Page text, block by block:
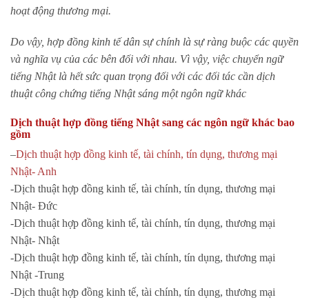
hoạt động thương mại.
Do vậy, hợp đồng kinh tế dân sự chính là sự ràng buộc các quyền
và nghĩa vụ của các bên đối với nhau. Vì vậy, việc chuyển ngữ
tiếng Nhật là hết sức quan trọng đối với các đối tác cần dịch
thuật công chứng tiếng Nhật sáng một ngôn ngữ khác
Dịch thuật hợp đồng tiếng Nhật sang các ngôn ngữ khác bao
gồm
–Dịch thuật hợp đồng kinh tế, tài chính, tín dụng, thương mại
Nhật- Anh
-Dịch thuật hợp đồng kinh tế, tài chính, tín dụng, thương mại
Nhật- Đức
-Dịch thuật hợp đồng kinh tế, tài chính, tín dụng, thương mại
Nhật- Nhật
-Dịch thuật hợp đồng kinh tế, tài chính, tín dụng, thương mại
Nhật -Trung
-Dịch thuật hợp đồng kinh tế, tài chính, tín dụng, thương mại